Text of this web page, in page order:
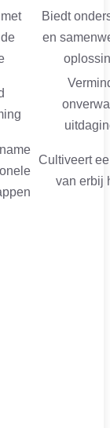
Biedt
en
Cultiveert
van erbij